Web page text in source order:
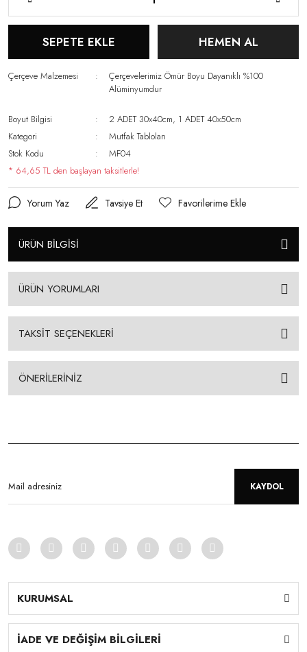
SEPETE EKLE HEMEN AL
Çerçeve Malzemesi
Çerçevelerimiz Ömür Boyu Dayanıklı %100
Alüminyumdur
Boyut Bilgisi
2 ADET 30x40cm, 1 ADET 40x50cm
Kategori
Mutfak Tabloları
Stok Kodu
MF04
* 64,65 TL den başlayan taksitlerle!
Yorum Yaz Tavsiye Et
ÜRÜN BİLGİSİ
ÜRÜN YORUMLARI
TAKSİT SEÇENEKLERİ
ÖNERİLERİNİZ
KAYDOL
KURUMSAL
İADE VE DEĞİŞİM BİLGİLERİ